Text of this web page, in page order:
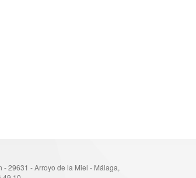
- 29631 - Arroyo de la Miel - Málaga,